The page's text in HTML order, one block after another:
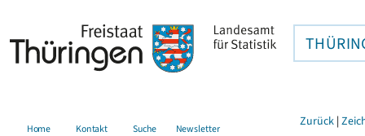
Home Kontakt Suche Newsletter Zurück |